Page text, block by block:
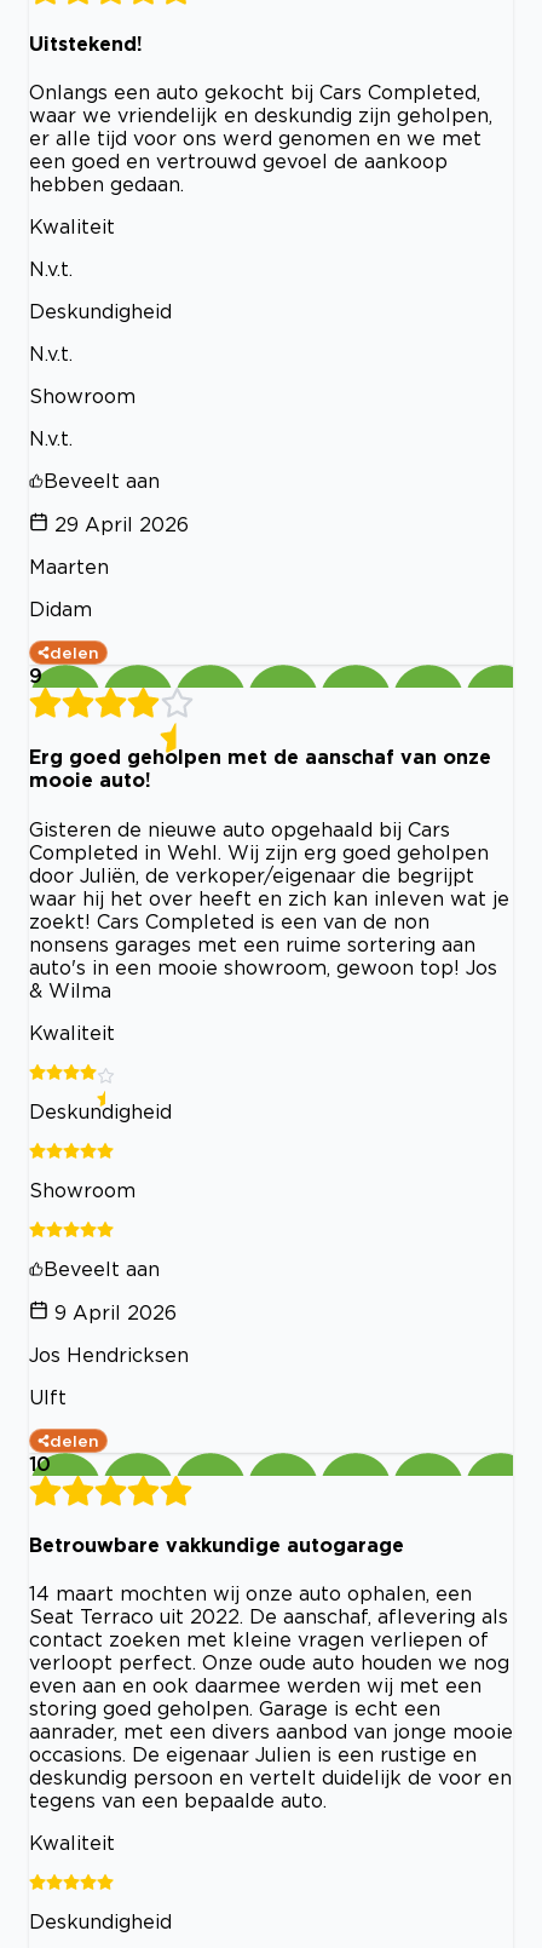
Uitstekend!
Onlangs een auto gekocht bij Cars Completed,
waar we vriendelijk en deskundig zijn geholpen,
er alle tijd voor ons werd genomen en we met
een goed en vertrouwd gevoel de aankoop
hebben gedaan.
Kwaliteit
N.v.t.
Deskundigheid
N.v.t.
Showroom
N.v.t.
Beveelt aan
29 April 2026
Maarten
Didam
delen
9
Erg goed geholpen met de aanschaf van onze
mooie auto!
Gisteren de nieuwe auto opgehaald bij Cars
Completed in Wehl. Wij zijn erg goed geholpen
door Juliën, de verkoper/eigenaar die begrijpt
waar hij het over heeft en zich kan inleven wat je
zoekt! Cars Completed is een van de non
nonsens garages met een ruime sortering aan
auto's in een mooie showroom, gewoon top! Jos
& Wilma
Kwaliteit
Deskundigheid
Showroom
Beveelt aan
9 April 2026
Jos Hendricksen
Ulft
delen
10
Betrouwbare vakkundige autogarage
14 maart mochten wij onze auto ophalen, een
Seat Terraco uit 2022. De aanschaf, aflevering als
contact zoeken met kleine vragen verliepen of
verloopt perfect. Onze oude auto houden we nog
even aan en ook daarmee werden wij met een
storing goed geholpen. Garage is echt een
aanrader, met een divers aanbod van jonge mooie
occasions. De eigenaar Julien is een rustige en
deskundig persoon en vertelt duidelijk de voor en
tegens van een bepaalde auto.
Kwaliteit
Deskundigheid